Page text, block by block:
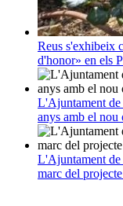
Reus s'exhibeix
d'honor» en els
L'Ajuntament de
anys amb el nou
L'Ajuntament de
marc del